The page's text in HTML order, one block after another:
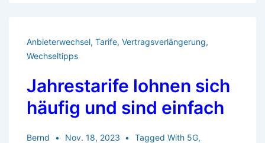
Anbieterwechsel, Tarife, Vertragsverlängerung,
Wechseltipps
Jahrestarife lohnen sich
häufig und sind einfach
Bernd Nov. 18, 2023 Tagged With 5G,